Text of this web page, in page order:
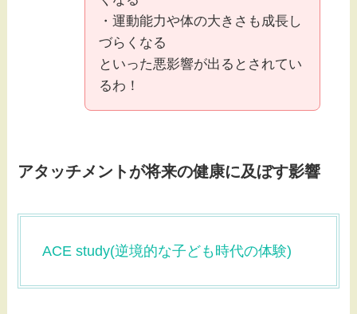
・運動能力や体の大きさも成長し
づらくなる
といった悪影響が出るとされてい
るわ！
アタッチメントが将来の健康に及ぼす影響
ACE study(逆境的な子ども時代の体験)